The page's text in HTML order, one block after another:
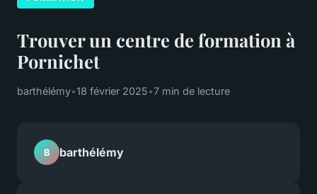
Trouver un centre de formation à
Pornichet
barthélémy•18 février 2025•7 min de lecture
B barthélémy